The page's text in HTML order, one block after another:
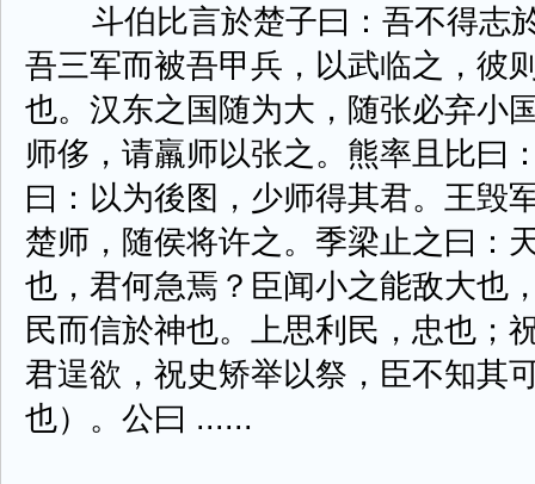
斗伯比言於楚子曰：吾不得志
吾三军而被吾甲兵，以武临之，彼
也。汉东之国随为大，随张必弃小
师侈，请羸师以张之。熊率且比曰
曰：以为後图，少师得其君。王毁
楚师，随侯将许之。季梁止之曰：
也，君何急焉？臣闻小之能敌大也
民而信於神也。上思利民，忠也；
君逞欲，祝史矫举以祭，臣不知其
也）。公曰 ......